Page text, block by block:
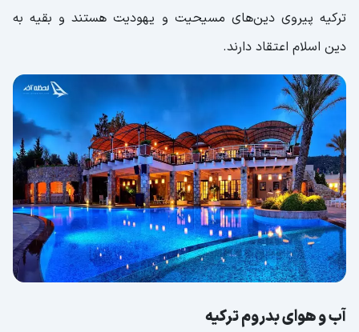
ترکیه پیروی دین‌های مسیحیت و یهودیت هستند و بقیه به
دین اسلام اعتقاد دارند.
آب و هوای بدروم ترکیه